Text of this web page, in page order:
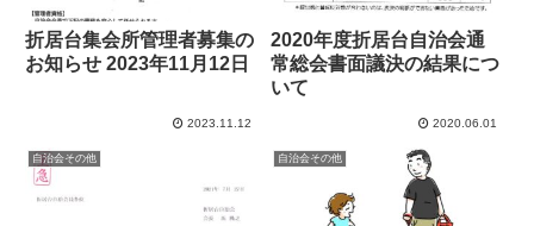
折居台集会所管理者募集の
お知らせ 2023年11月12日
2023.11.12
2020年度折居台自治会通
常総会書面議決の結果につ
いて
2020.06.01
自治会その他 自治会その他